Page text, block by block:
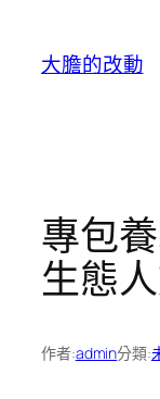
大膽的改動
專包
生態
作者:admin分類: